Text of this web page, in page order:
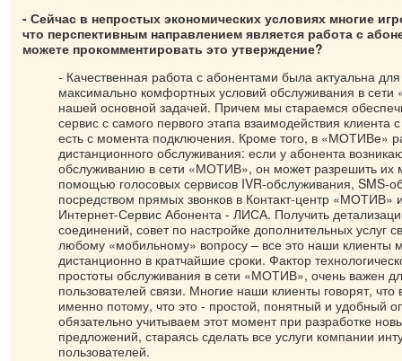
- Сейчас в непростых экономических условиях многие
что перспективным направлением является работа с
можете прокомментировать это утверждение?
- Качественная работа с абонентами была актуальна
максимально комфортных условий обслуживания в
нашей основной задачей. Причем мы стараемся
сервис с самого первого этапа взаимодействия
есть с момента подключения. Кроме того, в «МОТИВе»
дистанционного обслуживания: если у абонента
обслуживанию в сети «МОТИВ», он может разрешить их
помощью голосовых сервисов IVR-обслуживания, SMS-
посредством прямых звонков в Контакт-центр «МОТИВ»
Интернет-Сервис Абонента - ЛИСА. Получить
соединений, совет по настройке дополнительных услуг
любому «мобильному» вопросу – все это наши клиенты
дистанционно в кратчайшие сроки. Фактор
простоты обслуживания в сети «МОТИВ», очень важен
пользователей связи. Многие наши клиенты говорят,
именно потому, что это - простой, понятный и удобный
обязательно учитываем этот момент при разработке
предложений, стараясь сделать все услуги компании
пользователей.